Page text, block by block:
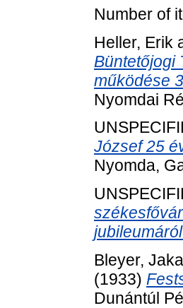
Number of
Heller, Erik
Büntetőjogi
működése
Nyomdai
József 25
Nyomda,
Bleyer,
(1933)
Dunántúl